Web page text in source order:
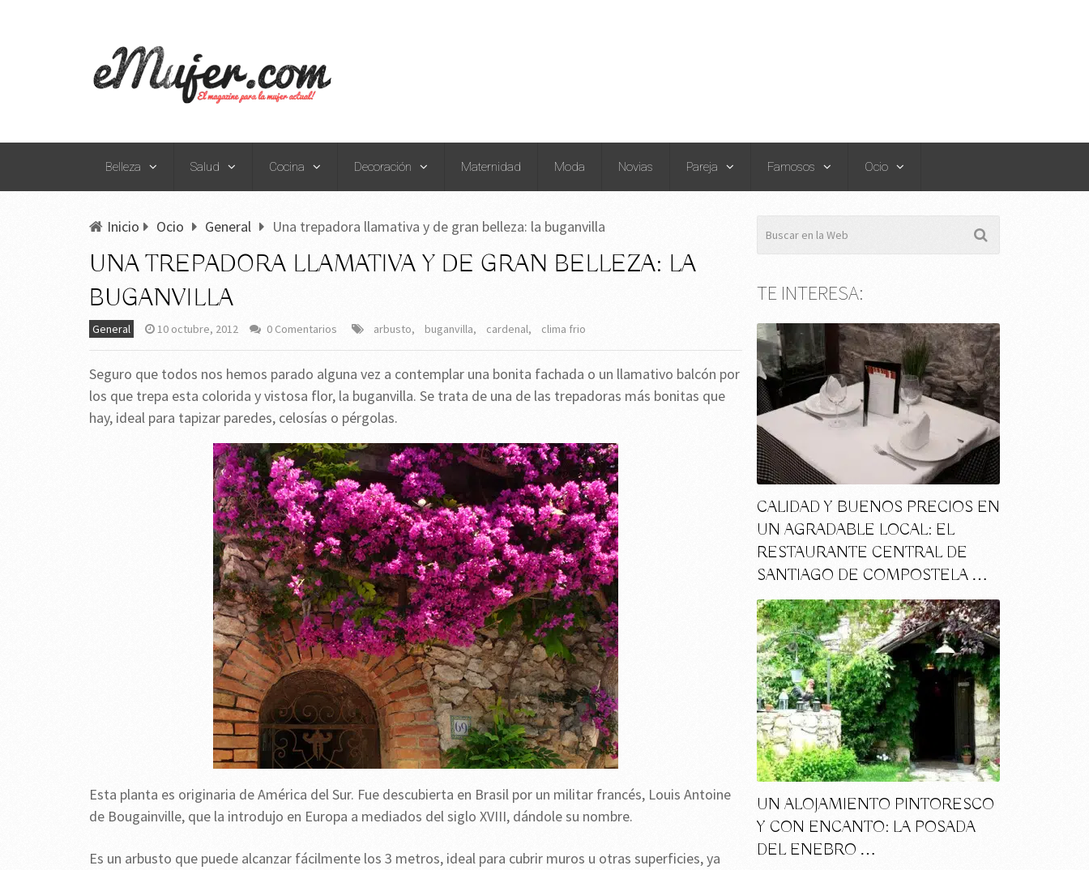
Belleza Salud Cocina Decoración Maternidad Moda Novias Pareja Famosos Ocio
Inicio Ocio General Una trepadora llamativa y de gran belleza: la buganvilla
UNA TREPADORA LLAMATIVA Y DE GRAN BELLEZA: LA
BUGANVILLA
General 10 octubre, 2012 0 Comentarios arbusto, buganvilla, cardenal, clima frio
Seguro que todos nos hemos parado alguna vez a contemplar una bonita fachada o un llamativo balcón por
los que trepa esta colorida y vistosa flor, la buganvilla. Se trata de una de las trepadoras más bonitas que
hay, ideal para tapizar paredes, celosías o pérgolas.
Esta planta es originaria de América del Sur. Fue descubierta en Brasil por un militar francés, Louis Antoine
de Bougainville, que la introdujo en Europa a mediados del siglo XVIII, dándole su nombre.
Es un arbusto que puede alcanzar fácilmente los 3 metros, ideal para cubrir muros u otras superficies, ya
TE INTERESA:
CALIDAD Y BUENOS PRECIOS EN
UN AGRADABLE LOCAL: EL
RESTAURANTE CENTRAL DE
SANTIAGO DE COMPOSTELA …
UN ALOJAMIENTO PINTORESCO
Y CON ENCANTO: LA POSADA
DEL ENEBRO …